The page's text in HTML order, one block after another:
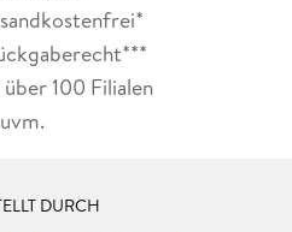
100 Filialen
uvm.
DURCH